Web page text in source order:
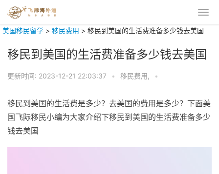
美国移民留学 > 移民费用 > 移民到美国的生活费准备多少钱去美国
移民到美国的生活费准备多少钱去美国
更新时间: 2023-12-21 22:03:37 • 移民费用, •
移民到美国的生活费是多少？去美国的费用是多少？下面美
国飞际移民小编为大家介绍下移民到美国的生活费准备多少
钱去美国